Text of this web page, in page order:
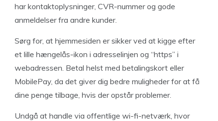
har kontaktoplysninger, CVR-nummer og gode
anmeldelser fra andre kunder.
Sørg for, at hjemmesiden er sikker ved at kigge efter
et lille hængelås-ikon i adresselinjen og “https” i
webadressen. Betal helst med betalingskort eller
MobilePay, da det giver dig bedre muligheder for at få
dine penge tilbage, hvis der opstår problemer.
Undgå at handle via offentlige wi-fi-netværk, hvor